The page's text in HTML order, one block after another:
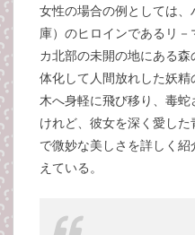
女性の場合の例としては
庫）のヒロインであるリ
カ北部の未開の地にある
体化して人間放れした妖
木へ身軽に飛び移り、毒蛇
けれど、彼女を深く愛し
で微妙な美しさを詳しく
えている。